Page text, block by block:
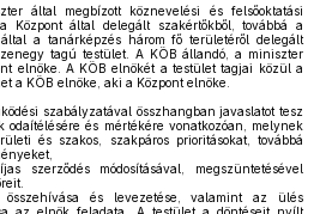
által megbízott köznevelési és felsőoktatási
Központ által delegált szakértőkből, továbbá a
a tanárképzés három fő területéről delegált
tagú testület. A KÖB állandó, a miniszter
elnöke. A KÖB elnökét a testület tagjai közül a
a KÖB elnöke, aki a Központ elnöke.
szabályzatával összhangban javaslatot tesz
és mértékére vonatkozóan, melynek
és szakos, szakpáros prioritásokat, továbbá
szerződés módosításával, megszüntetésével
és levezetése, valamint az ülés